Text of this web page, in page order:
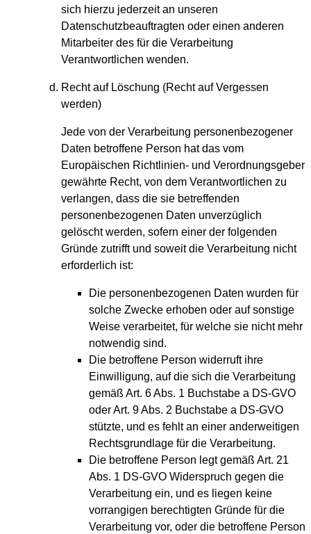
sich hierzu jederzeit an unseren
Datenschutzbeauftragten oder einen anderen
Mitarbeiter des für die Verarbeitung
Verantwortlichen wenden.
Recht auf Löschung (Recht auf Vergessen
werden)
Jede von der Verarbeitung personenbezogener
Daten betroffene Person hat das vom
Europäischen Richtlinien- und Verordnungsgeber
gewährte Recht, von dem Verantwortlichen zu
verlangen, dass die sie betreffenden
personenbezogenen Daten unverzüglich
gelöscht werden, sofern einer der folgenden
Gründe zutrifft und soweit die Verarbeitung nicht
erforderlich ist:
Die personenbezogenen Daten wurden für
solche Zwecke erhoben oder auf sonstige
Weise verarbeitet, für welche sie nicht mehr
notwendig sind.
Die betroffene Person widerruft ihre
Einwilligung, auf die sich die Verarbeitung
gemäß Art. 6 Abs. 1 Buchstabe a DS-GVO
oder Art. 9 Abs. 2 Buchstabe a DS-GVO
stützte, und es fehlt an einer anderweitigen
Rechtsgrundlage für die Verarbeitung.
Die betroffene Person legt gemäß Art. 21
Abs. 1 DS-GVO Widerspruch gegen die
Verarbeitung ein, und es liegen keine
vorrangigen berechtigten Gründe für die
Verarbeitung vor, oder die betroffene Person